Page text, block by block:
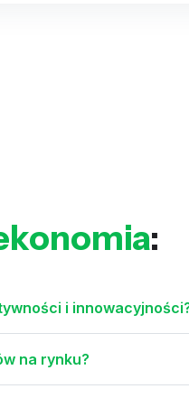
:
i
na rynku?